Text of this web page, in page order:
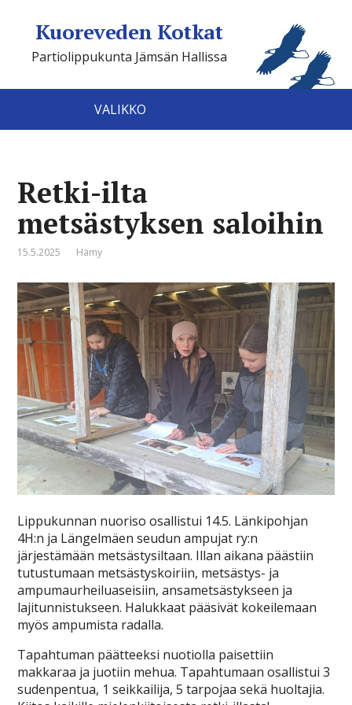
Kuoreveden Kotkat
Partiolippukunta Jämsän Hallissa
VALIKKO
Retki-ilta
metsästyksen saloihin
15.5.2025 Hämy
Lippukunnan nuoriso osallistui 14.5. Länkipohjan
4H:n ja Längelmäen seudun ampujat ry:n
järjestämään metsästysiltaan. Illan aikana päästiin
tutustumaan metsästyskoiriin, metsästys- ja
ampumaurheiluaseisiin, ansametsästykseen ja
lajitunnistukseen. Halukkaat pääsivät kokeilemaan
myös ampumista radalla.
Tapahtuman päätteeksi nuotiolla paisettiin
makkaraa ja juotiin mehua. Tapahtumaan osallistui 3
sudenpentua, 1 seikkailija, 5 tarpojaa sekä huoltajia.